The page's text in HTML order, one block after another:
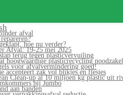
afval
hoe nu verder?
Afval: 19-25 mei 2025
terug tegen plasticvervuiling
hoogwaardige plasticrecycling
voor afvalvermindering goed!
accepteert zak vol blikjes en flesjes
Clean-up al 10 miljoen kg plastic uit
bij Jumbo
aan banden